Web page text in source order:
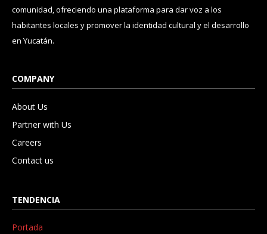
comunidad, ofreciendo una plataforma para dar voz a los
habitantes locales y promover la identidad cultural y el desarrollo
en Yucatán.
COMPANY
About Us
Partner with Us
Careers
Contact us
TENDENCIA
Portada